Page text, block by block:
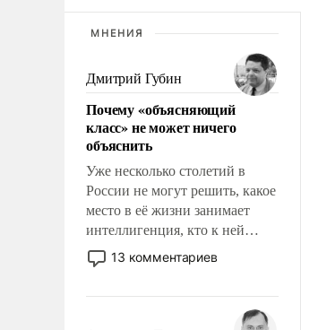
МНЕНИЯ
Дмитрий Губин
Почему «объясняющий
класс» не может ничего
объяснить
Уже несколько столетий в
России не могут решить, какое
место в её жизни занимает
интеллигенция, кто к ней
принадлежит, а кого из неё
исключили с правом
чем она отличается от просто
13 комментариев